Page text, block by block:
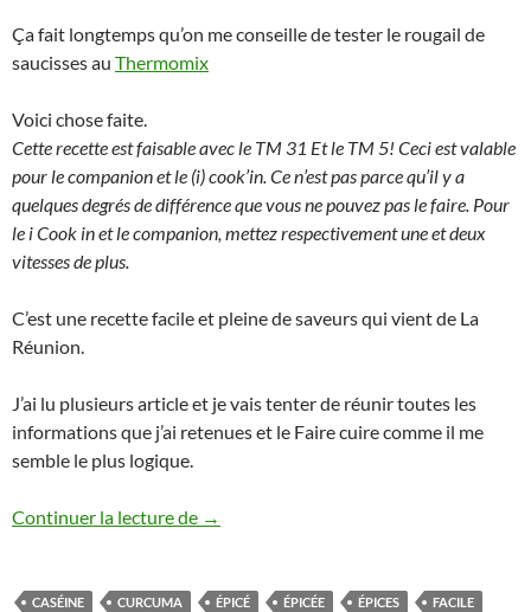
Ça fait longtemps qu’on me conseille de tester le rougail de
saucisses au Thermomix
Voici chose faite.
Cette recette est faisable avec le TM 31 Et le TM 5! Ceci est valable
pour le companion et le (i) cook’in. Ce n’est pas parce qu’il y a
quelques degrés de différence que vous ne pouvez pas le faire. Pour
le i Cook in et le companion, mettez respectivement une et deux
vitesses de plus.
C’est une recette facile et pleine de saveurs qui vient de La
Réunion.
J’ai lu plusieurs article et je vais tenter de réunir toutes les
informations que j’ai retenues et le Faire cuire comme il me
semble le plus logique.
Continuer la lecture de Rougail de saucisses au Thermomix
→
CASÉINE CURCUMA ÉPICÉ ÉPICÉE ÉPICES
FACILE